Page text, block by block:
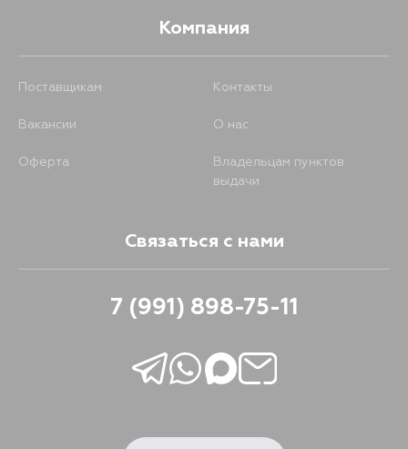
Компания
Поставщикам Контакты
Вакансии О нас
Оферта
Владельцам пунктов
выдачи
Связаться с нами
7 (991) 898-75-11